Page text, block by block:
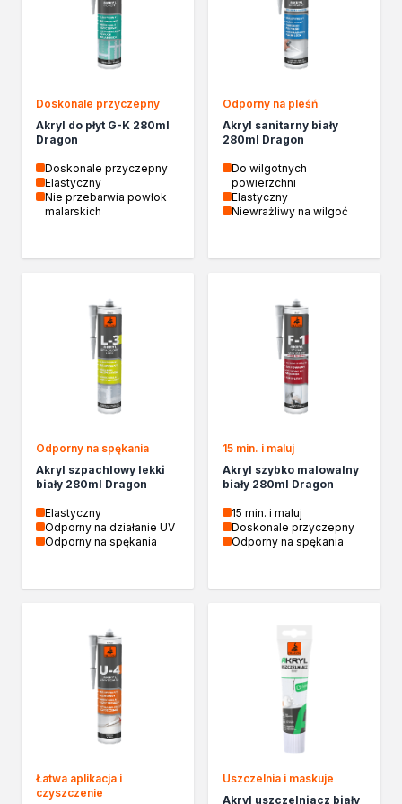
Izolacje i impregnaty budowlane
Folie w płynie
Impregnaty specjalistyczne
Impregnaty do drewna konstrukcyjnego
Grunty
Środki bioochronne
Środki czyszczące
Malowanie, ochrona i dekoracja
Bejce
Farby w aerozolu
Masy szpachlowe do drewna
Lakiery dekoracyjne
Żywica epoksydowa
Farby żaroodporne
Chemia gospodarcza
Preparaty udrażniające
Środki czyszczące
Żywice
Zmywacze
Szpachlówki
Paliwa specjalistyczne
Produkty według zadania
Klejenie i uszczelnianie
Kleje montażowe
Kleje naprawcze
Kleje do drewna
Doskonale przyczepny
Akryl do płyt G-K 280ml
Dragon
Doskonale przyczepny
Elastyczny
Nie przebarwia powłok
malarskich
Odporny na pleśń
Akryl sanitarny biały
280ml Dragon
Do wilgotnych
powierzchni
Elastyczny
Niewrażliwy na wilgoć
Odporny na spękania
Akryl szpachlowy lekki
biały 280ml Dragon
Elastyczny
Odporny na działanie UV
Odporny na spękania
15 min. i maluj
Akryl szybko malowalny
biały 280ml Dragon
15 min. i maluj
Doskonale przyczepny
Odporny na spękania
Łatwa aplikacja i
czyszczenie
Uszczelnia i maskuje
Akryl uszczelniacz biały